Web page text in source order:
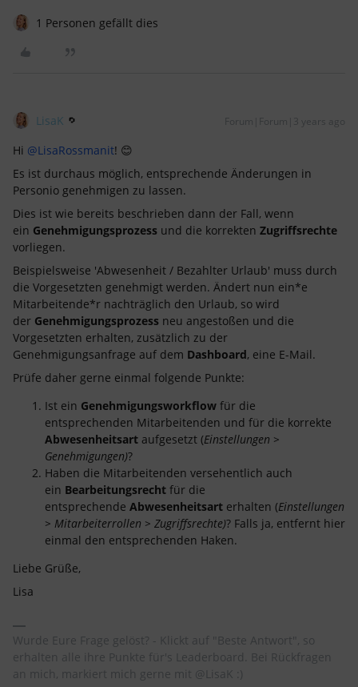
1 Personen gefällt dies
LisaK Forum|Forum|3 years ago
Hi @LisaRossmanit! 😊
Es ist durchaus möglich, entsprechende Änderungen in
Personio genehmigen zu lassen.
Dies ist wie bereits beschrieben dann der Fall, wenn
ein Genehmigungsprozess und die korrekten Zugriffsrechte
vorliegen.
Beispielsweise 'Abwesenheit / Bezahlter Urlaub' muss durch
die Vorgesetzten genehmigt werden. Ändert nun ein*e
Mitarbeitende*r nachträglich den Urlaub, so wird
der Genehmigungsprozess neu angestoßen und die
Vorgesetzten erhalten, zusätzlich zu der
Genehmigungsanfrage auf dem Dashboard, eine E-Mail.
Prüfe daher gerne einmal folgende Punkte:
Ist ein Genehmigungsworkflow für die
entsprechenden Mitarbeitenden und für die korrekte
Abwesenheitsart aufgesetzt (Einstellungen >
Genehmigungen)?
Haben die Mitarbeitenden versehentlich auch
ein Bearbeitungsrecht für die
entsprechende Abwesenheitsart erhalten (Einstellungen
> Mitarbeiterrollen > Zugriffsrechte)? Falls ja, entfernt hier
einmal den entsprechenden Haken.
Liebe Grüße,
Lisa
Wurde Eure Frage gelöst? - Klickt auf "Beste Antwort", so
erhalten alle ihre Punkte für's Leaderboard. Bei Rückfragen
an mich, markiert mich gerne mit @LisaK :)